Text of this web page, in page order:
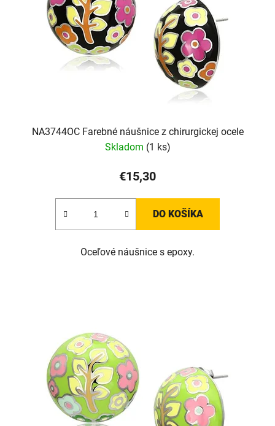
NA3744OC Farebné náušnice z chirurgickej ocele
Skladom (1 ks)
€15,30
DO KOŠÍKA
Oceľové náušnice s epoxy.